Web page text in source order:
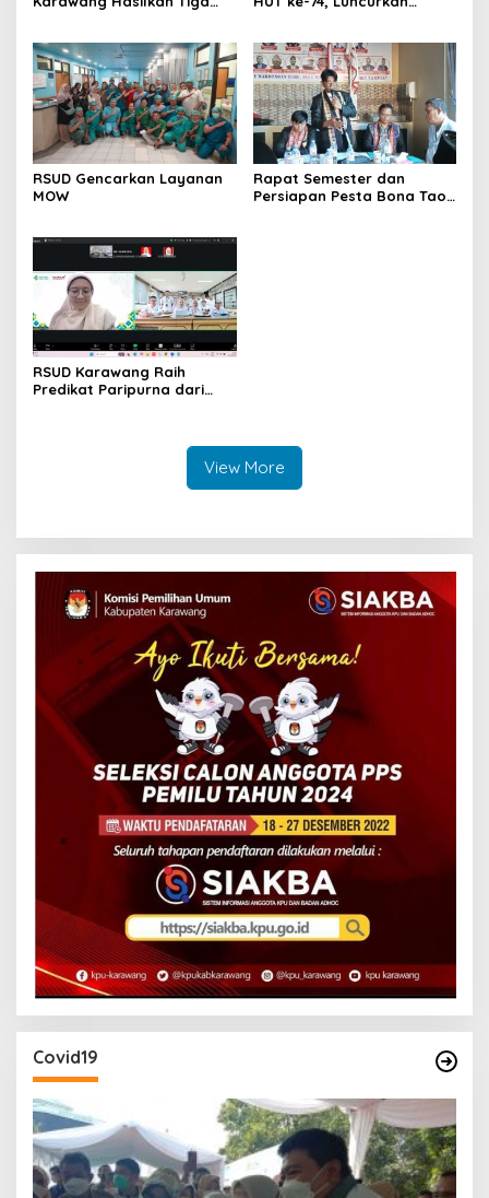
Pelayanan Kesehatan
RSUD Gencarkan Layanan
MOW
Rapat Semester dan
Persiapan Pesta Bona Taon
RSUD Karawang Raih
Predikat Paripurna dari
View More
Covid19